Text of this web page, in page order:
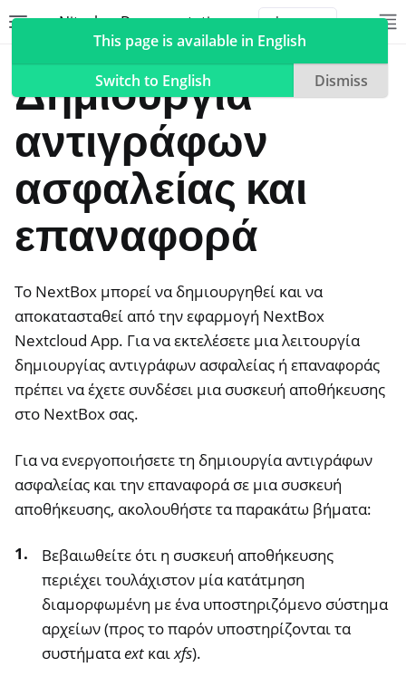
Nitrokey Documentation
navigation of Nitrokeys
navigation of NitroPad, NitroPC
navigation of NitroPhone, NitroTablet
navigation of NextBox
navigation of Συγχρονισμός επιτραπέζιων υπολογιστών και
navigation of Διαχείριση απομακρυσμένης πρόσβασης
navigation of Τεχνική τεκμηρίωση
navigation of Συχνές ερωτήσεις NextBox
navigation of NetHSM
navigation of NitroWall
Δημιουργία
αντιγράφων
ασφαλείας και
επαναφορά
Το NextBox μπορεί να δημιουργηθεί και να
αποκατασταθεί από την εφαρμογή NextBox
Nextcloud App. Για να εκτελέσετε μια λειτουργία
δημιουργίας αντιγράφων ασφαλείας ή επαναφοράς
πρέπει να έχετε συνδέσει μια συσκευή αποθήκευσης
στο NextBox σας.
Για να ενεργοποιήσετε τη δημιουργία αντιγράφων
ασφαλείας και την επαναφορά σε μια συσκευή
αποθήκευσης, ακολουθήστε τα παρακάτω βήματα:
Βεβαιωθείτε ότι η συσκευή αποθήκευσης
περιέχει τουλάχιστον μία κατάτμηση
διαμορφωμένη με ένα υποστηριζόμενο σύστημα
αρχείων (προς το παρόν υποστηρίζονται τα
συστήματαext καιxfs).
This page is available in English
Switch to English
Dismiss